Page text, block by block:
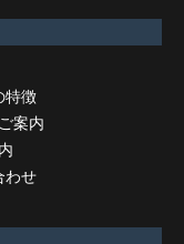
特徴
案内
わせ